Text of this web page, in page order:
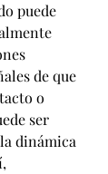
puede
de que
o
ser
dinámica